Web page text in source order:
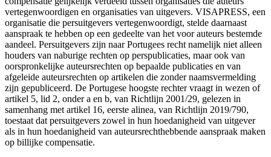
vertegenwoordigen en organisaties van uitgevers. VISAPRESS, een
organisatie die persuitgevers vertegenwoordigt, stelde daarnaast
aanspraak te hebben op een gedeelte van het voor auteurs bestemde
aandeel. Persuitgevers zijn naar Portugees recht namelijk niet alleen
houders van naburige rechten op perspublicaties, maar ook van
oorspronkelijke auteursrechten op bepaalde publicaties en van
afgeleide auteursrechten op artikelen die zonder naamsvermelding
zijn gepubliceerd. De Portugese hoogste rechter vraagt in wezen of
artikel 5, lid 2, onder a en b, van Richtlijn 2001/29, gelezen in
samenhang met artikel 16, eerste alinea, van Richtlijn 2019/790,
toestaat dat persuitgevers zowel in hun hoedanigheid van uitgever
als in hun hoedanigheid van auteursrechthebbende aanspraak maken
op billijke compensatie.